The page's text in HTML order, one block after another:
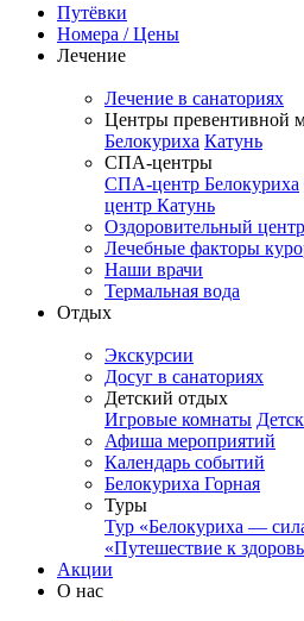
Путёвки
Номера / Цены
Лечение
Лечение в санаториях
Центры превентивной
Белокуриха Катунь
СПА-центры
СПА-центр Белокуриха
центр Катунь
Оздоровительный
Лечебные факторы
Наши врачи
Термальная вода
Отдых
Экскурсии
Досуг в санаториях
Детский отдых
Игровые комнаты
Афиша мероприятий
Календарь событий
Белокуриха Горная
Туры
Тур «Белокуриха —
«Путешествие к
Акции
О нас